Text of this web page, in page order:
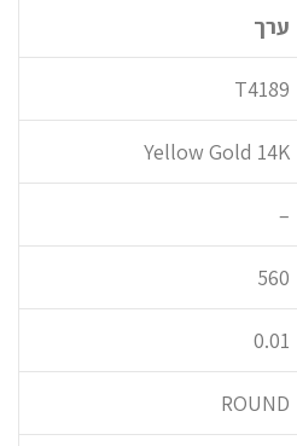
ערך
T4189
Yellow Gold 14K
–
560
0.01
ROUND